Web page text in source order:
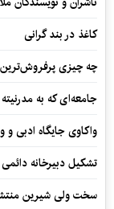
کاغذ در بند گرانی
چه چیزی پرفروش‌ترین
جامعه‌ای که به
واکاوی جایگاه ادبی
تشکیل دبیرخانه
سخت ولی شیرین